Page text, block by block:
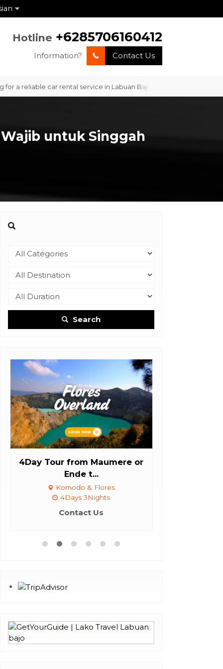
Hotline +6285706160412
Information? Contact Us
car rental service in Labuan Bajo with professional service
untuk Singgah
Search
4Day Tour from Maumere or
Ende t...
Komodo & Flores
4Days 3Nights
Contact Us